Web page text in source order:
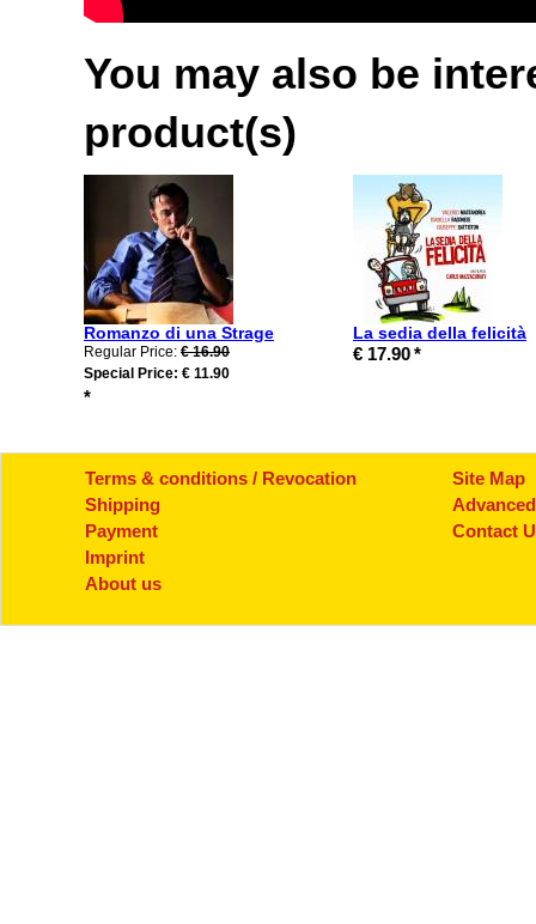
You may also be
product(s)
Romanzo di una Strage
Regular Price: € 16.90
Special Price: € 11.90
*
La sedia della felicità
€ 17.90*
Terms & conditions / Revocation
Shipping
Payment
Imprint
About us
Site Map
Contact